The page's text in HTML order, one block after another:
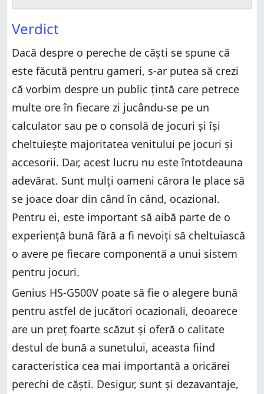
Verdict
Dacă despre o pereche de căști se spune că
este făcută pentru gameri, s-ar putea să crezi
că vorbim despre un public țintă care petrece
multe ore în fiecare zi jucându-se pe un
calculator sau pe o consolă de jocuri și își
cheltuiește majoritatea venitului pe jocuri și
accesorii. Dar, acest lucru nu este întotdeauna
adevărat. Sunt mulți oameni cărora le place să
se joace doar din când în când, ocazional.
Pentru ei, este important să aibă parte de o
experiență bună fără a fi nevoiți să cheltuiască
o avere pe fiecare componentă a unui sistem
pentru jocuri.
Genius HS-G500V poate să fie o alegere bună
pentru astfel de jucători ocazionali, deoarece
are un preț foarte scăzut și oferă o calitate
destul de bună a sunetului, aceasta fiind
caracteristica cea mai importantă a oricărei
perechi de căști. Desigur, sunt și dezavantaje,